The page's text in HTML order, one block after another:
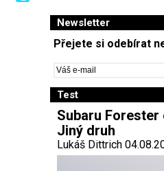
Newsletter
Přejete si odebírat
Test
Subaru Forester
Jiný druh
Lukáš Dittrich